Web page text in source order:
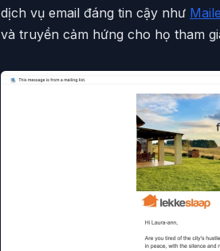
dịch vụ email đáng tin cậy như
và truyền cảm hứng cho họ tham